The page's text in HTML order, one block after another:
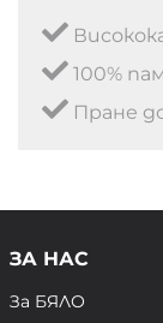
100%
Пране
ЗА НАС
За БЯЛО